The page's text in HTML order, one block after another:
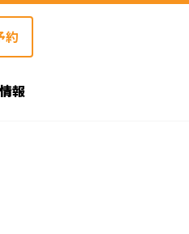
約
報